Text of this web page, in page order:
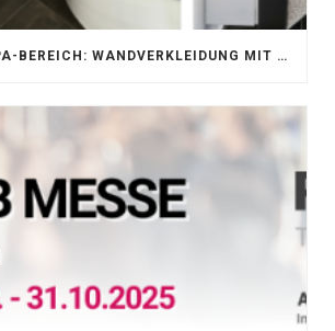
AKUSTIK IM SPA-BEREICH: WANDVERKLEIDUNG MIT SILENTPROTECT CORE